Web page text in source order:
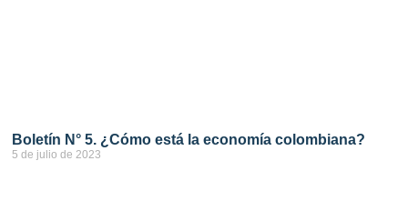
Boletín N° 5. ¿Cómo está la economía colombiana?
5 de julio de 2023